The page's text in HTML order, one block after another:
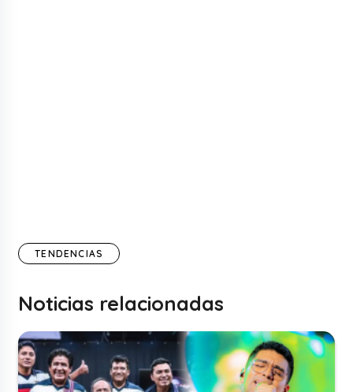
TENDENCIAS
Noticias relacionadas